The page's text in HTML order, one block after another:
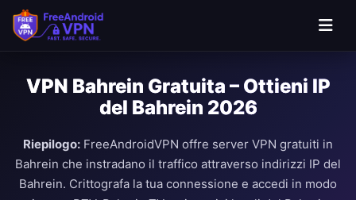
VPN Bahrein Gratuita – Ottieni IP
del Bahrein 2026
Riepilogo: FreeAndroidVPN offre server VPN gratuiti in
Bahrein che instradano il traffico attraverso indirizzi IP del
Bahrein. Crittografa la tua connessione e accedi in modo